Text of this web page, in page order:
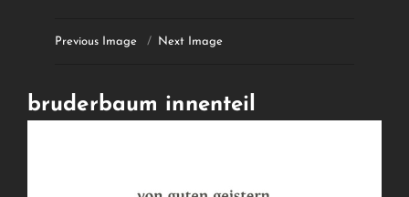
Previous Image Next Image
bruderbaum innenteil